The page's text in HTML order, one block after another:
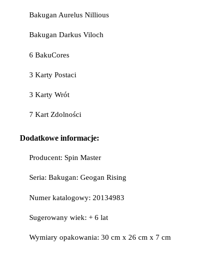
Bakugan Aurelus Nillious
Bakugan Darkus Viloch
6 BakuCores
3 Karty Postaci
3 Karty Wrót
7 Kart Zdolności
Dodatkowe informacje:
Producent: Spin Master
Seria: Bakugan: Geogan Rising
Numer katalogowy: 20134983
Sugerowany wiek: + 6 lat
Wymiary opakowania: 30 cm x 26 cm x 7 cm